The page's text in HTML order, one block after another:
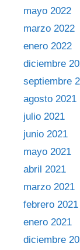
mayo 2022
marzo 2022
enero 2022
diciembre
septiembre
agosto 2021
julio 2021
junio 2021
mayo 2021
abril 2021
marzo 2021
febrero 2021
enero 2021
diciembre